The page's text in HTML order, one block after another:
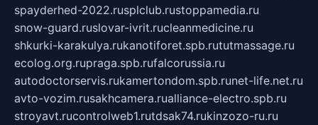
spayderhed-2022.rusplclub.rustoppamedia.ru
snow-guard.ruslovar-ivrit.rucleanmedicine.ru
shkurki-karakulya.rukanotiforet.spb.rututmassage.ru
ecolog.org.rupraga.spb.rufalcorussia.ru
autodoctorservis.rukamertondom.spb.runet-life.net.ru
avto-vozim.rusakhcamera.rualliance-electro.spb.ru
stroyavt.rucontrolweb1.rutdsak74.rukinzozo-ru.ru